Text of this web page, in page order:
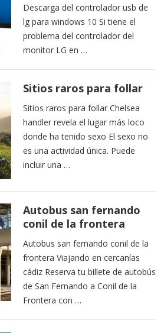
Descarga del controlador usb de
lg para windows 10 Si tiene el
problema del controlador del
monitor LG en …
Sitios raros para follar
Sitios raros para follar Chelsea
handler revela el lugar más loco
donde ha tenido sexo El sexo no
es una actividad única. Puede
incluir una …
Autobus san fernando
conil de la frontera
Autobus san fernando conil de la
frontera Viajando en cercanías
cádiz Reserva tu billete de autobús
de San Fernando a Conil de la
Frontera con …